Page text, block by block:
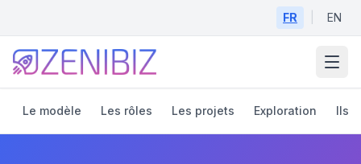
FR EN
Le modèle Les rôles Les projets Exploration Ils